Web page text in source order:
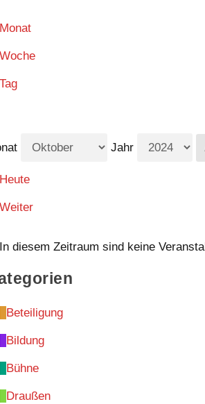
Monat
Woche
Tag
Jahr
Heute
Weiter
In diesem Zeitraum sind keine
Beteiligung
Bildung
Bühne
Draußen